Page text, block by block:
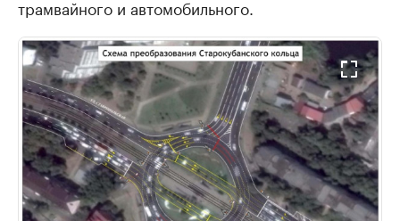
трамвайного и автомобильного.